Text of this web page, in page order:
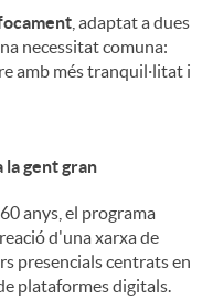
, adaptat a dues
necessitat comuna:
amb més tranquil·litat i
la gent gran
anys, el programa
d'una xarxa de
presencials centrats en
plataformes digitals.